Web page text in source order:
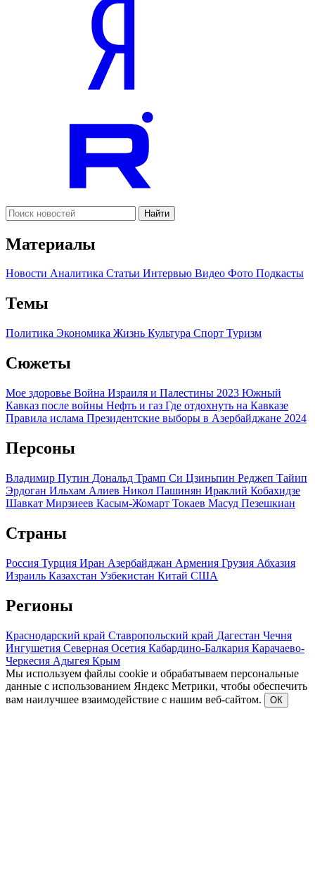
Найти
Материалы
Новости Аналитика Статьи Интервью Видео Фото Подкасты
Темы
Политика Экономика Жизнь Культура Спорт Туризм
Сюжеты
Мое здоровье Война Израиля и Палестины 2023 Южный
Кавказ после войны Нефть и газ Где отдохнуть на Кавказе
Правила ислама Президентские выборы в Азербайджане 2024
Персоны
Владимир Путин Дональд Трамп Си Цзиньпин Реджеп Тайип
Эрдоган Ильхам Алиев Никол Пашинян Ираклий Кобахидзе
Шавкат Мирзиеев Касым-Жомарт Токаев Масуд Пезешкиан
Страны
Россия Турция Иран Азербайджан Армения Грузия Абхазия
Израиль Казахстан Узбекистан Китай США
Регионы
Краснодарский край Ставропольский край Дагестан Чечня
Ингушетия Северная Осетия Кабардино-Балкария Карачаево-
Черкесия Адыгея Крым
Мы используем файлы cookie и обрабатываем персональные
данные с использованием Яндекс Метрики, чтобы обеспечить
вам наилучшее взаимодействие с нашим веб-сайтом.
ОК